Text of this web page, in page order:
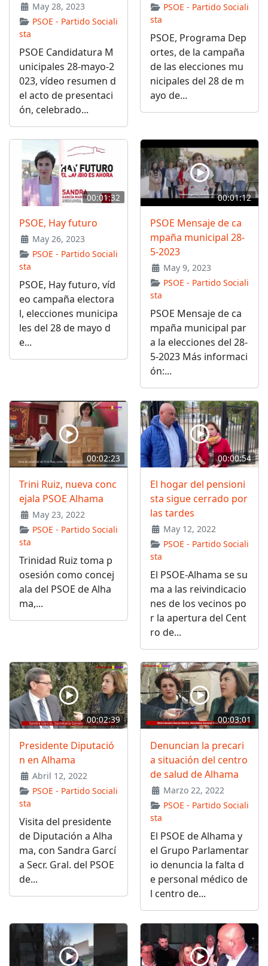
May 28, 2023
PSOE - Partido Sociali
sta
PSOE Candidatura M
unicipales 28-mayo-2
023, vídeo resumen d
el acto de presentaci
ón, celebrado...
PSOE - Partido Sociali
sta
PSOE, Programa Dep
ortes, de la campaña
de las elecciones mu
nicipales del 28 de m
ayo de...
00:01:32
PSOE, Hay futuro
May 26, 2023
PSOE - Partido Sociali
sta
PSOE, Hay futuro, víd
eo campaña electora
l, elecciones municipa
les del 28 de mayo d
e...
00:01:12
PSOE Mensaje de ca
mpaña municipal 28-
5-2023
May 9, 2023
PSOE - Partido Sociali
sta
PSOE Mensaje de ca
mpaña municipal par
a la elecciones del 28-
5-2023 Más informaci
ón:...
00:02:23
Trini Ruiz, nueva conc
ejala PSOE Alhama
May 23, 2022
PSOE - Partido Sociali
sta
Trinidad Ruiz toma p
osesión como concej
ala del PSOE de Alha
ma,...
00:00:54
El hogar del pensioni
sta sigue cerrado por
las tardes
May 12, 2022
PSOE - Partido Sociali
sta
El PSOE-Alhama se su
ma a las reivindicacio
nes de los vecinos po
r la apertura del Cent
ro de...
00:02:39
Presidente Diputació
n en Alhama
Abril 12, 2022
PSOE - Partido Sociali
sta
Visita del presidente
de Diputación a Alha
ma, con Sandra Garcí
a Secr. Gral. del PSOE
de...
00:03:01
Denuncian la precari
a situación del centro
de salud de Alhama
Marzo 22, 2022
PSOE - Partido Sociali
sta
El PSOE de Alhama y
el Grupo Parlamentar
io denuncia la falta d
e personal médico de
l centro de...